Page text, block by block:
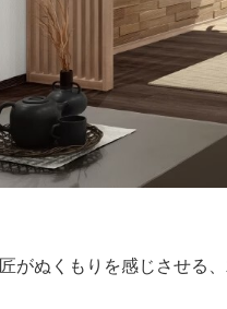
がぬくもりを感じさせる、